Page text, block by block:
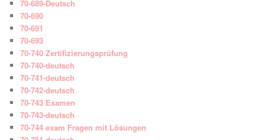
70-689-Deutsch
70-690
70-691
70-693
70-740 Zertifizierungsprüfung
70-740-deutsch
70-741-deutsch
70-742-deutsch
70-743 Examen
70-743-deutsch
70-744 exam Fragen mit Lösungen